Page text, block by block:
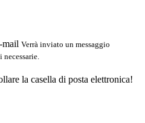
mail Verrà inviato un messaggio
la casella di posta elettronica!